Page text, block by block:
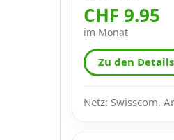
CHF 9.95
im Monat
Zu den Details
Netz: Swisscom,